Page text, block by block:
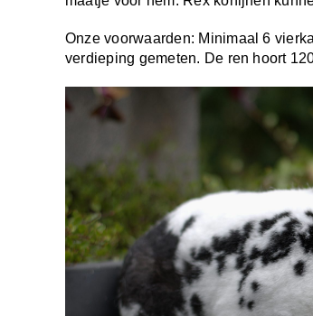
Onze voorwaarden: Minimaal 6
verdieping gemeten. De ren hoort